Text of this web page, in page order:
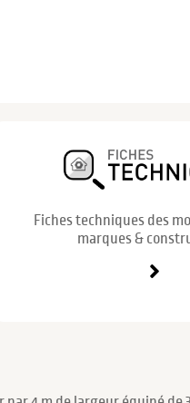
Fiches techniques des
marques &